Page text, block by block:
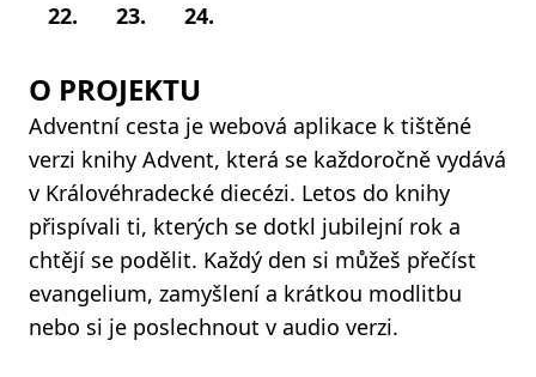
22. 23. 24.
O PROJEKTU
Adventní cesta je webová aplikace k tištěné
verzi knihy Advent, která se každoročně vydává
v Královéhradecké diecézi. Letos do knihy
přispívali ti, kterých se dotkl jubilejní rok a
chtějí se podělit. Každý den si můžeš přečíst
evangelium, zamyšlení a krátkou modlitbu
nebo si je poslechnout v audio verzi.